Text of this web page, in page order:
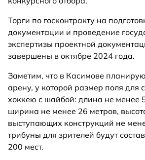
Торги по госконтракту на
документации и проведение
экспертизы проектной
завершены в октябре 2024 года.
Заметим, что в Касимове
арену, у которой размер поля для
хоккею с шайбой: длина не менее
ширина не менее 26 метров,
выступающих конструкций не
трибуны для зрителей будут
200 мест.